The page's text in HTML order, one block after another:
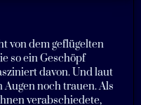
von dem geflügelten
so ein Geschöpf
davon. Und laut
noch trauen. Als
verabschiedete,